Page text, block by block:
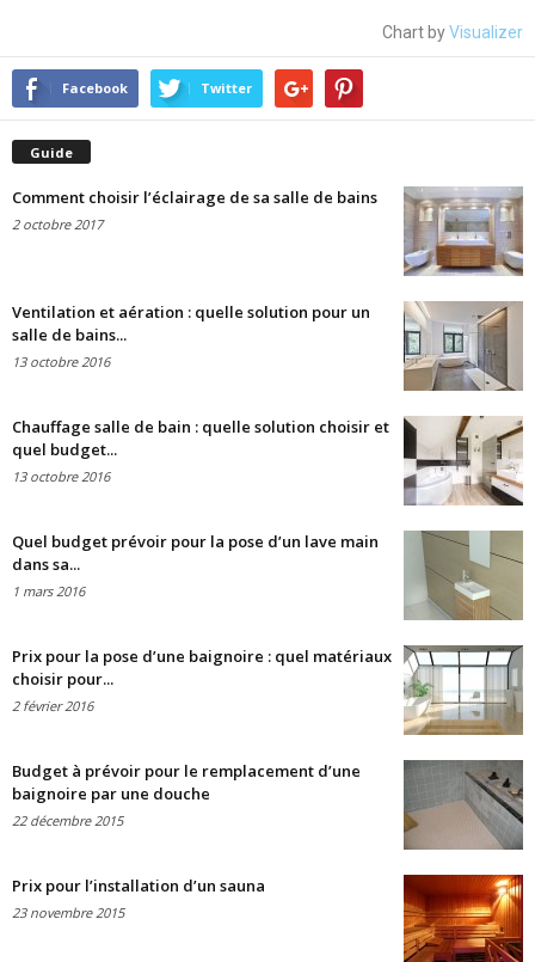
Chart byVisualizer
Facebook Twitter
Guide
Comment choisir l’éclairage de sa salle de bains
2 octobre 2017
Ventilation et aération : quelle solution pour un
salle de bains...
13 octobre 2016
Chauffage salle de bain : quelle solution choisir et
quel budget...
13 octobre 2016
Quel budget prévoir pour la pose d’un lave main
dans sa...
1 mars 2016
Prix pour la pose d’une baignoire : quel matériaux
choisir pour...
2 février 2016
Budget à prévoir pour le remplacement d’une
baignoire par une douche
22 décembre 2015
Prix pour l’installation d’un sauna
23 novembre 2015